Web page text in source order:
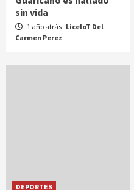
sin vida
1 año atrás LiceloT Del
Carmen Perez
DEPORTES